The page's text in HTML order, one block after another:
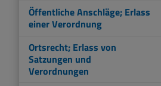
Öffentliche Anschläge; Erlass
einer Verordnung
Ortsrecht; Erlass von
Satzungen und
Verordnungen